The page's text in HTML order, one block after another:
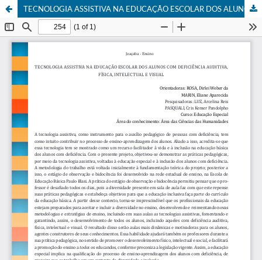
TECNOLOGIA ASSISTIVA NA EDUCAÇÃO ESCOLAR DOS ALUNOS COM DEFICIÊNCIA AUDITIVA, FÍSICA, INTELECTUAL E VISUAL